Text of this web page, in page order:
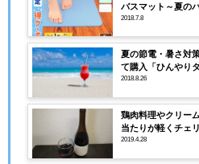
バスマット～夏の
思ったら・・・
2018.7.8
夏の節電・暑さ対
て購入「ひんやりタ
2018.8.26
鶏肉料理やクリー
当たりが軽くチェ
のコノスル赤ワイン
2019.4.28